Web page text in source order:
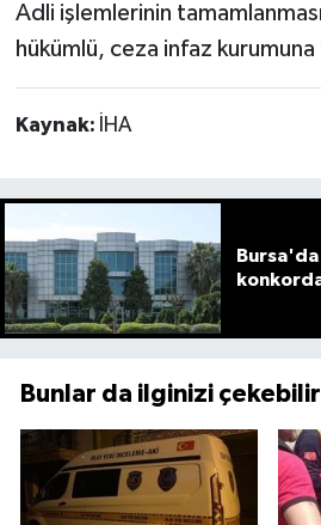
Adli işlemlerinin
hükümlü, ceza infaz
Kaynak: İHA
Bursa'da
Bunlar da ilginizi çekebilir